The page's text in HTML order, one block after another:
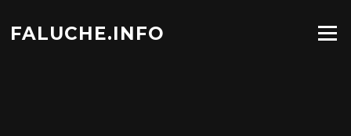
contenu
FALUCHE.INFO Menu